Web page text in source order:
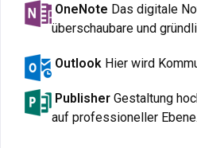
OneNote Das digitale
überschaubare und
Outlook Hier wird
Publisher Gestaltung
auf professioneller Ebene.